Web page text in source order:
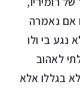
אם נאמרה
נגע בי ולו
לאהוב
בגללו אלא